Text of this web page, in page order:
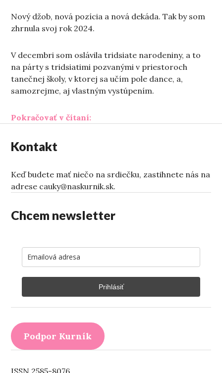
Nový džob, nová pozícia a nová dekáda. Tak by som
zhrnula svoj rok 2024.
V decembri som oslávila tridsiate narodeniny, a to
na párty s tridsiatimi pozvanými v priestoroch
tanečnej školy, v ktorej sa učím pole dance, a,
samozrejme, aj vlastným vystúpením.
Pokračovať v čítaní:„Minuloročné radosti 2024“
Kontakt
Keď budete mať niečo na srdiečku, zastihnete nás na
adrese cauky@naskurnik.sk.
Chcem newsletter
Prihlásiť
Podpor Kurník
ISSN 2585-8076